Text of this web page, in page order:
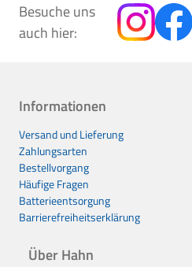
Besuche uns
auch hier:
Informationen
Versand und Lieferung
Zahlungsarten
Bestellvorgang
Häufige Fragen
Batterieentsorgung
Barrierefreiheitserklärung
Über Hahn